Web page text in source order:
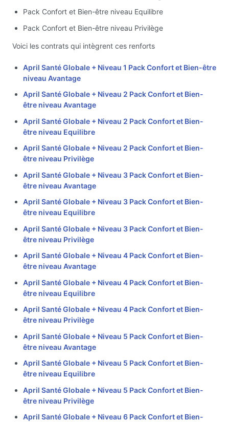
Pack Confort et Bien-être niveau Equilibre
Pack Confort et Bien-être niveau Privilège
Voici les contrats qui intègrent ces renforts
April Santé Globale + Niveau 1 Pack Confort et Bien-être
niveau Avantage
April Santé Globale + Niveau 2 Pack Confort et Bien-
être niveau Avantage
April Santé Globale + Niveau 2 Pack Confort et Bien-
être niveau Equilibre
April Santé Globale + Niveau 2 Pack Confort et Bien-
être niveau Privilège
April Santé Globale + Niveau 3 Pack Confort et Bien-
être niveau Avantage
April Santé Globale + Niveau 3 Pack Confort et Bien-
être niveau Equilibre
April Santé Globale + Niveau 3 Pack Confort et Bien-
être niveau Privilège
April Santé Globale + Niveau 4 Pack Confort et Bien-
être niveau Avantage
April Santé Globale + Niveau 4 Pack Confort et Bien-
être niveau Equilibre
April Santé Globale + Niveau 4 Pack Confort et Bien-
être niveau Privilège
April Santé Globale + Niveau 5 Pack Confort et Bien-
être niveau Avantage
April Santé Globale + Niveau 5 Pack Confort et Bien-
être niveau Equilibre
April Santé Globale + Niveau 5 Pack Confort et Bien-
être niveau Privilège
April Santé Globale + Niveau 6 Pack Confort et Bien-